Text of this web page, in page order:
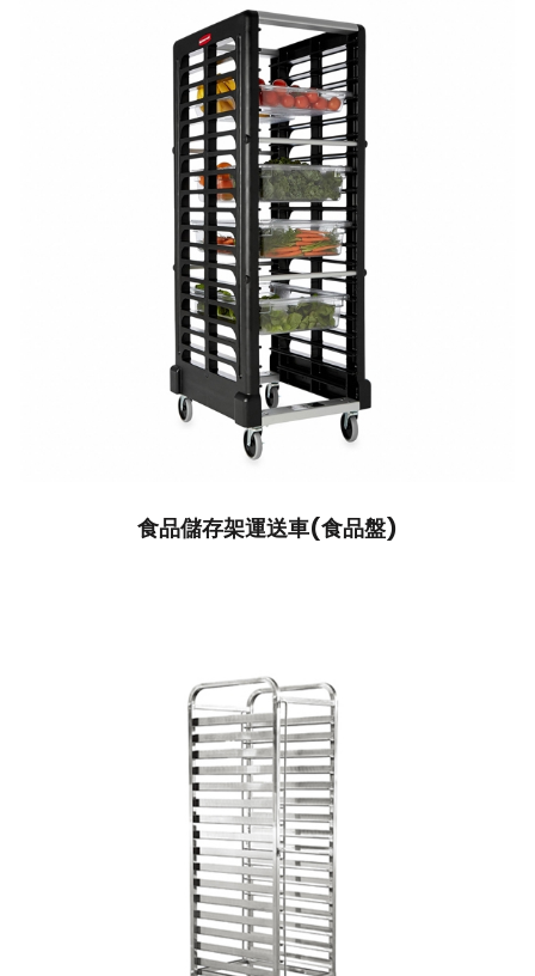
食品儲存架運送車(食品盤)